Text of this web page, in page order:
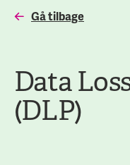
Gå tilbage
Data
(DLP)